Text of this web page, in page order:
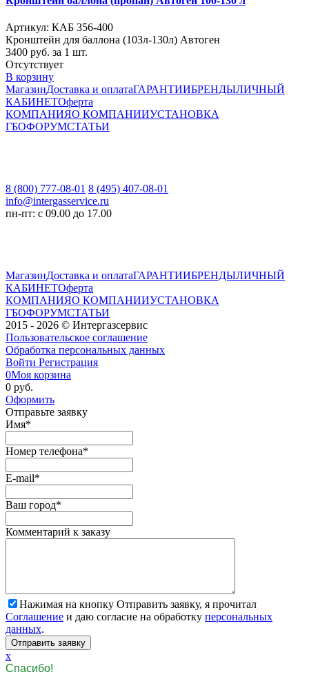
Артикул: КАБ 356-400
Кронштейн для баллона (103л-130л) Автоген
3400 руб. за 1 шт.
Отсутствует
В корзину
МагазинДоставка и оплатаГАРАНТИИБРЕНДЫЛИЧНЫЙ
КАБИНЕТОферта
КОМПАНИЯО КОМПАНИИУСТАНОВКА
ГБОФОРУМСТАТЬИ
8 (800) 777-08-01 8 (495) 407-08-01
info@intergasservice.ru
пн-пт: с 09.00 до 17.00
МагазинДоставка и оплатаГАРАНТИИБРЕНДЫЛИЧНЫЙ
КАБИНЕТОферта
КОМПАНИЯО КОМПАНИИУСТАНОВКА
ГБОФОРУМСТАТЬИ
2015 - 2026 © Интергазсервис
Пользовательское соглашение
Обработка персональных данных
Войти Регистрация
0Моя корзина
0 руб.
Оформить
Отправьте заявку
Имя*
Номер телефона*
E-mail*
Ваш город*
Комментарий к заказу
Нажимая на кнопку Отправить заявку, я прочитал
Соглашение и даю согласие на обработку персональных
данных.
x
Спасибо!